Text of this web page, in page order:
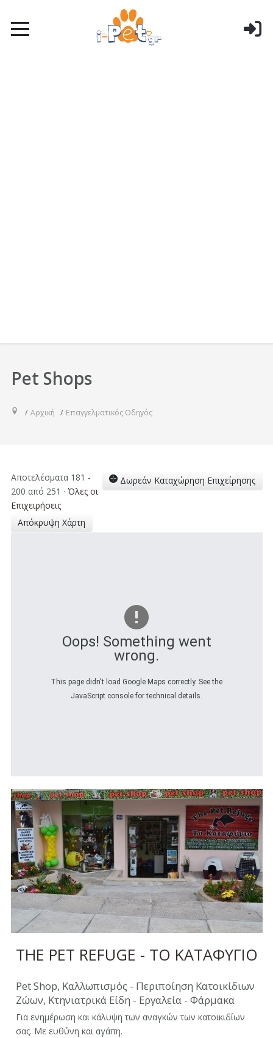
Pet Shops
Αρχική Επαγγελματικός Οδηγός
Δωρεάν Καταχώρηση Επιχείρησης
Αποτελέσματα 181 -
200 από 251 · Όλες οι
Επιχειρήσεις
Απόκρυψη Χάρτη
Oops! Something went
wrong.
This page didn't load Google Maps correctly. See the
JavaScript console for technical details.
THE PET REFUGE - ΤΟ ΚΑΤΑΦΥΓΙΟ
Pet Shop, Καλλωπισμός - Περιποίηση Κατοικίδιων
Ζώων, Κτηνιατρικά Είδη - Εργαλεία - Φάρμακα
Για ενημέρωση και κάλυψη των αναγκών των κατοικιδίων
σας. Με ευθύνη και αγάπη.